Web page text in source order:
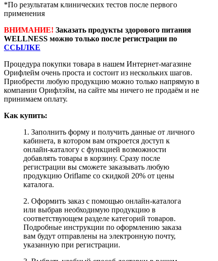
*По результатам клинических тестов после первого
применения
ВНИМАНИЕ! Заказать продукты здорового питания
WELLNESS можно только после регистрации по
ССЫЛКЕ
Процедура покупки товара в нашем Интернет-магазине
Орифлейм очень проста и состоит из нескольких шагов.
Приобрести любую продукцию можно только напрямую в
компании Орифлэйм, на сайте мы ничего не продаём и не
принимаем оплату.
Как купить:
1. Заполнить форму и получить данные от личного
кабинета, в котором вам откроется доступ к
онлайн-каталогу с функцией возможности
добавлять товары в корзину. Сразу после
регистрации вы сможете заказывать любую
продукцию Oriflame со скидкой 20% от цены
каталога.
2. Оформить заказ с помощью онлайн-каталога
или выбрав необходимую продукцию в
соответствующем разделе категорий товаров.
Подробные инструкции по оформлению заказа
вам будут отправлены на электронную почту,
указанную при регистрации.